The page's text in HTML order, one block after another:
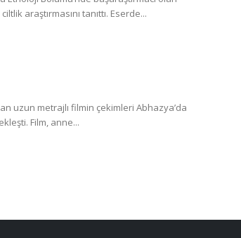
araştırmasını tanıttı. Eserde...
uzun metrajlı filmin çekimleri Abhazya’da
Film, anne...